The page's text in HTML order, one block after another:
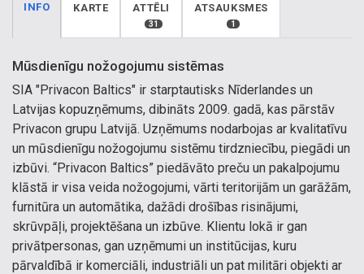
INFO KARTE ATTĒLI
31
ATSAUKSMES
1
Mūsdienīgu nožogojumu sistēmas
SIA "Privacon Baltics" ir starptautisks Nīderlandes un
Latvijas kopuzņēmums, dibināts 2009. gadā, kas pārstāv
Privacon grupu Latvijā. Uzņēmums nodarbojas ar kvalitatīvu
un mūsdienīgu nožogojumu sistēmu tirdzniecību, piegādi un
izbūvi. “Privacon Baltics” piedāvāto preču un pakalpojumu
klāstā ir visa veida nožogojumi, vārti teritorijām un garāžām,
furnitūra un automātika, dažādi drošības risinājumi,
skrūvpāļi, projektēšana un izbūve. Klientu lokā ir gan
privātpersonas, gan uzņēmumi un institūcijas, kuru
pārvaldībā ir komerciāli, industriāli un pat militāri objekti ar